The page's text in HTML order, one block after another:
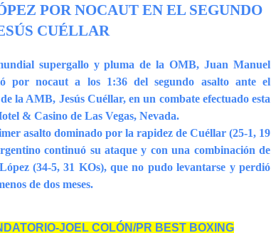
POR NOCAUT EN EL SEGUNDO
CUÉLLAR
supergallo y pluma de la OMB, Juan Manuel
por nocaut a los 1:36 del segundo asalto ante el
la AMB, Jesús Cuéllar, en un combate efectuado esta
& Casino de Las Vegas, Nevada.
asalto dominado por la rapidez de Cuéllar (25-1, 19
continuó su ataque y con una combinación de
(34-5, 31 KOs), que no pudo levantarse y perdió
de dos meses.
JOEL COLÓN/PR BEST BOXING